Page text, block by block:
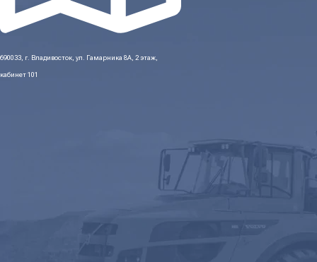
690033, г. Владивосток, ул. Гамарника 8А, 2 этаж,
кабинет 101